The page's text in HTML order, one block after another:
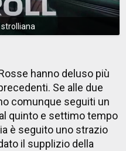
hanno deluso più
Se alle due
comunque seguiti un
quinto e settimo tempo
è seguito uno strazio
il supplizio della